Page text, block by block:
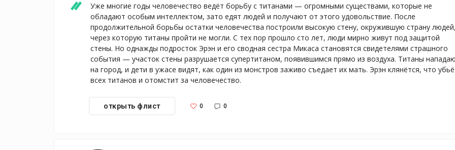
Уже многие годы человечество ведёт борьбу с титанами — огромными существами, которые не
обладают особым интеллектом, зато едят людей и получают от этого удовольствие. После
продолжительной борьбы остатки человечества построили высокую стену, окружившую страну
через которую титаны пройти не могли. С тех пор прошло сто лет, люди мирно живут под защитой
стены. Но однажды подросток Эрэн и его сводная сестра Микаса становятся свидетелями страшного
события — участок стены разрушается супертитаном, появившимся прямо из воздуха. Титаны
на город, и дети в ужасе видят, как один из монстров заживо съедает их мать. Эрэн клянётся, что
всех титанов и отомстит за человечество.
открыть флист 0 0